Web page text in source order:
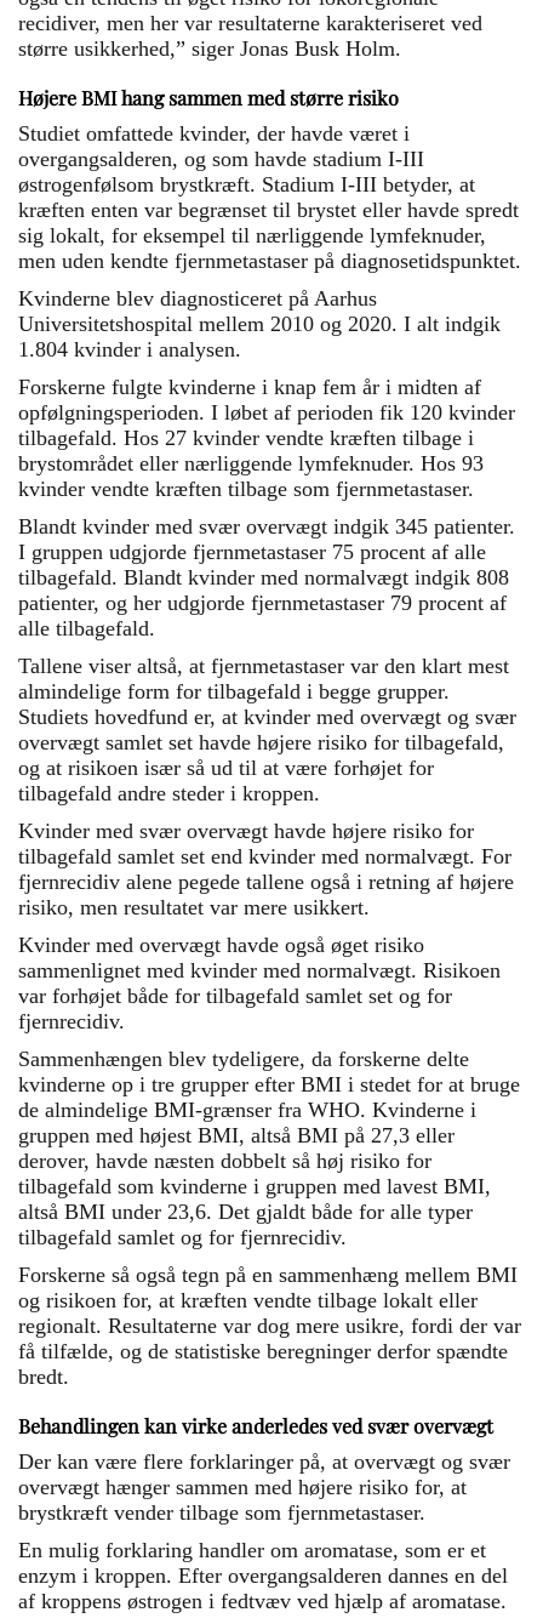
recidiver, men her var resultaterne karakteriseret ved
større usikkerhed,” siger Jonas Busk Holm.
Højere BMI hang sammen med større risiko
Studiet omfattede kvinder, der havde været i
overgangsalderen, og som havde stadium I-III
østrogenfølsom brystkræft. Stadium I-III betyder, at
kræften enten var begrænset til brystet eller havde spredt
sig lokalt, for eksempel til nærliggende lymfeknuder,
men uden kendte fjernmetastaser på diagnosetidspunktet.
Kvinderne blev diagnosticeret på Aarhus
Universitetshospital mellem 2010 og 2020. I alt indgik
1.804 kvinder i analysen.
Forskerne fulgte kvinderne i knap fem år i midten af
opfølgningsperioden. I løbet af perioden fik 120 kvinder
tilbagefald. Hos 27 kvinder vendte kræften tilbage i
brystområdet eller nærliggende lymfeknuder. Hos 93
kvinder vendte kræften tilbage som fjernmetastaser.
Blandt kvinder med svær overvægt indgik 345 patienter.
I gruppen udgjorde fjernmetastaser 75 procent af alle
tilbagefald. Blandt kvinder med normalvægt indgik 808
patienter, og her udgjorde fjernmetastaser 79 procent af
alle tilbagefald.
Tallene viser altså, at fjernmetastaser var den klart mest
almindelige form for tilbagefald i begge grupper.
Studiets hovedfund er, at kvinder med overvægt og svær
overvægt samlet set havde højere risiko for tilbagefald,
og at risikoen især så ud til at være forhøjet for
tilbagefald andre steder i kroppen.
Kvinder med svær overvægt havde højere risiko for
tilbagefald samlet set end kvinder med normalvægt. For
fjernrecidiv alene pegede tallene også i retning af højere
risiko, men resultatet var mere usikkert.
Kvinder med overvægt havde også øget risiko
sammenlignet med kvinder med normalvægt. Risikoen
var forhøjet både for tilbagefald samlet set og for
fjernrecidiv.
Sammenhængen blev tydeligere, da forskerne delte
kvinderne op i tre grupper efter BMI i stedet for at bruge
de almindelige BMI-grænser fra WHO. Kvinderne i
gruppen med højest BMI, altså BMI på 27,3 eller
derover, havde næsten dobbelt så høj risiko for
tilbagefald som kvinderne i gruppen med lavest BMI,
altså BMI under 23,6. Det gjaldt både for alle typer
tilbagefald samlet og for fjernrecidiv.
Forskerne så også tegn på en sammenhæng mellem BMI
og risikoen for, at kræften vendte tilbage lokalt eller
regionalt. Resultaterne var dog mere usikre, fordi der var
få tilfælde, og de statistiske beregninger derfor spændte
bredt.
Behandlingen kan virke anderledes ved svær overvægt
Der kan være flere forklaringer på, at overvægt og svær
overvægt hænger sammen med højere risiko for, at
brystkræft vender tilbage som fjernmetastaser.
En mulig forklaring handler om aromatase, som er et
enzym i kroppen. Efter overgangsalderen dannes en del
af kroppens østrogen i fedtvæv ved hjælp af aromatase.